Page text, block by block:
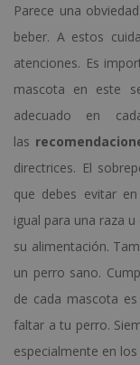
Parece una
beber. A estos
atenciones. Es
mascota en este
adecuado en
las
directrices. El
que debes evitar
igual para una raza
su alimentación.
un perro sano.
de cada mascota
faltar a tu perro.
especialmente en